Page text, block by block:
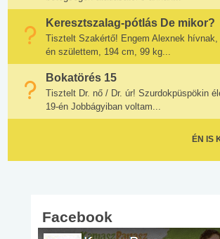
Keresztszalag-pótlás De mikor?
Tisztelt Szakértő! Engem Alexnek hívnak,
én születtem, 194 cm, 99 kg...
Bokatörés 15
Tisztelt Dr. nő / Dr. úr! Szurdokpüspökin
19-én Jobbágyiban voltam...
ÉN IS
Facebook